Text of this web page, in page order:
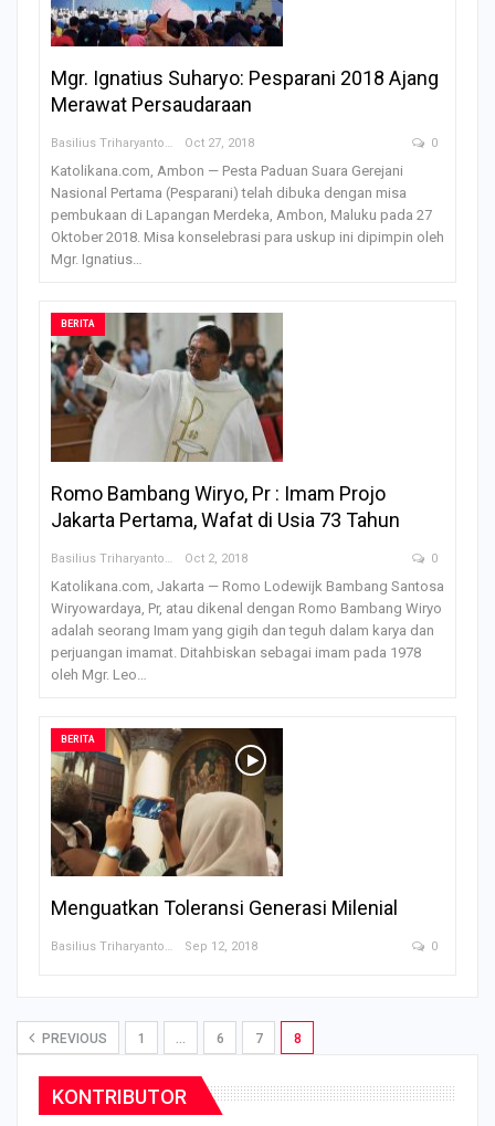
Mgr. Ignatius Suharyo: Pesparani 2018 Ajang
Merawat Persaudaraan
Basilius Triharyanto Oct 27, 2018 0
Katolikana.com, Ambon — Pesta Paduan Suara Gerejani
Nasional Pertama (Pesparani) telah dibuka dengan misa
pembukaan di Lapangan Merdeka, Ambon, Maluku pada 27
Oktober 2018. Misa konselebrasi para uskup ini dipimpin oleh
Mgr. Ignatius…
BERITA
Romo Bambang Wiryo, Pr : Imam Projo
Jakarta Pertama, Wafat di Usia 73 Tahun
Oct 2, 2018 0
Katolikana.com, Jakarta — Romo Lodewijk Bambang Santosa
Wiryowardaya, Pr, atau dikenal dengan Romo Bambang Wiryo
adalah seorang Imam yang gigih dan teguh dalam karya dan
perjuangan imamat. Ditahbiskan sebagai imam pada 1978
oleh Mgr. Leo…
BERITA
Menguatkan Toleransi Generasi Milenial
Basilius Triharyanto Sep 12, 2018 0
PREVIOUS 1 … 6 7 8
KONTRIBUTOR